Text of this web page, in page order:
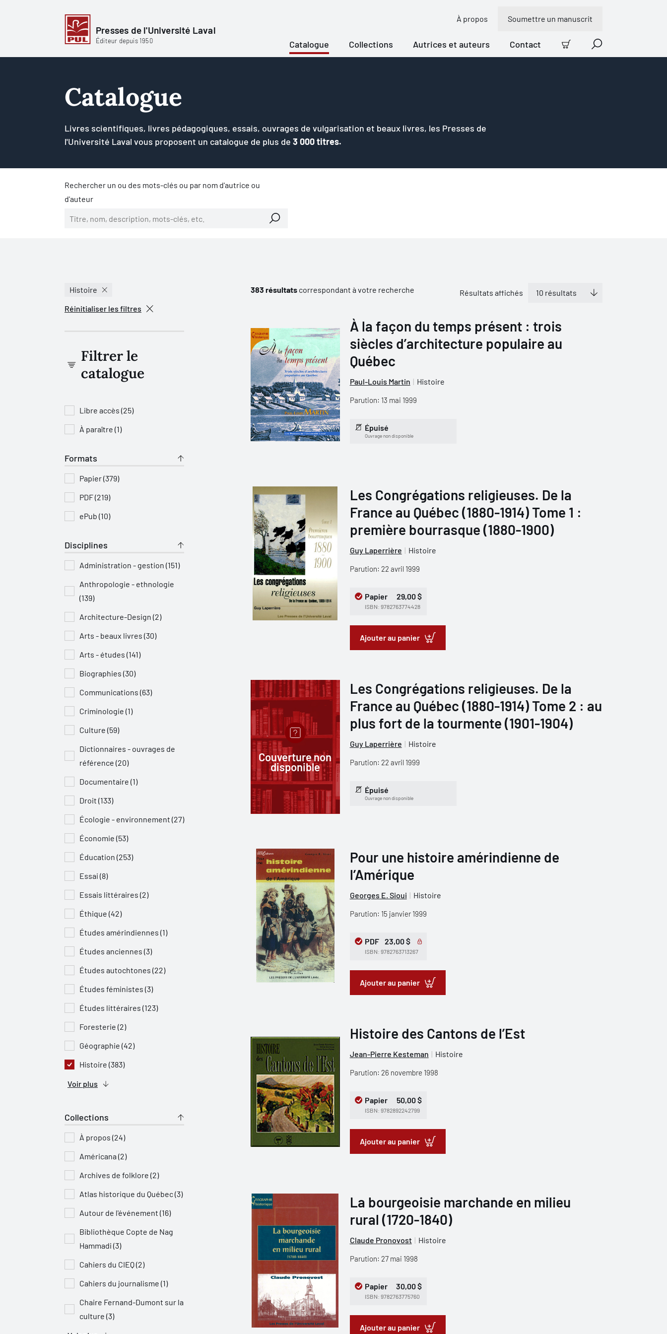
Presses de l'Université Laval
Éditeur depuis 1950
À propos Soumettre un manuscrit
Catalogue Collections Autrices et auteurs Contact
Panier Recherche
Catalogue
Livres scientifiques, livres pédagogiques, essais, ouvrages de vulgarisation et beaux livres, les Presses de
l'Université Laval vous proposent un catalogue de plus de 3 000 titres.
Rechercher un ou des mots-clés ou par nom d'autrice ou
d'auteur
Histoire
Réinitialiser les filtres
Filtrer le
catalogue
Libre accès (25)
À paraître (1)
Formats
Papier (379)
PDF (219)
ePub (10)
Disciplines
Administration - gestion (151)
Anthropologie - ethnologie
(139)
Architecture-Design (2)
Arts - beaux livres (30)
Arts - études (141)
Biographies (30)
Communications (63)
Criminologie (1)
Culture (59)
Dictionnaires - ouvrages de
référence (20)
Documentaire (1)
Droit (133)
Écologie - environnement (27)
Économie (53)
Éducation (253)
Essai (8)
Essais littéraires (2)
Éthique (42)
Études amérindiennes (1)
Études anciennes (3)
Études autochtones (22)
Études féministes (3)
Études littéraires (123)
Foresterie (2)
Géographie (42)
Histoire (383)
Voir plus
Collections
À propos (24)
Américana (2)
Archives de folklore (2)
Atlas historique du Québec (3)
Autour de l'événement (16)
Bibliothèque Copte de Nag
Hammadi (3)
Cahiers du CIEQ (2)
Cahiers du journalisme (1)
Chaire Fernand-Dumont sur la
culture (3)
383 résultatscorrespondant à votre recherche Résultats affichés
À la façon du temps présent : trois
siècles d’architecture populaire au
Québec
Paul-Louis Martin Histoire
Parution: 13 mai 1999
Épuisé
Ouvrage non disponible
Les Congrégations religieuses. De la
France au Québec (1880-1914) Tome 1 :
première bourrasque (1880-1900)
Guy Laperrière Histoire
Parution: 22 avril 1999
Papier 29,00 $
ISBN: 9782763774428
Ajouter au panier
Couverture non
disponible
Les Congrégations religieuses. De la
France au Québec (1880-1914) Tome 2 : au
plus fort de la tourmente (1901-1904)
Guy Laperrière Histoire
Parution: 22 avril 1999
Épuisé
Ouvrage non disponible
Pour une histoire amérindienne de
l’Amérique
Georges E. Sioui Histoire
Parution: 15 janvier 1999
PDF 23,00 $
ISBN: 9782763713267
Ajouter au panier
Histoire des Cantons de l’Est
Jean-Pierre Kesteman Histoire
Parution: 26 novembre 1998
Papier 50,00 $
ISBN: 9782892242799
Ajouter au panier
La bourgeoisie marchande en milieu
rural (1720-1840)
Claude Pronovost Histoire
Parution: 27 mai 1998
Papier 30,00 $
ISBN: 9782763775760
Ajouter au panier